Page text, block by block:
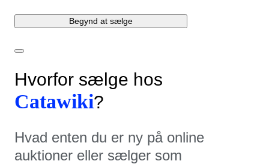
Begynd at sælge
Hvorfor sælge hos
Catawiki?
Hvad enten du er ny på online
auktioner eller sælger som